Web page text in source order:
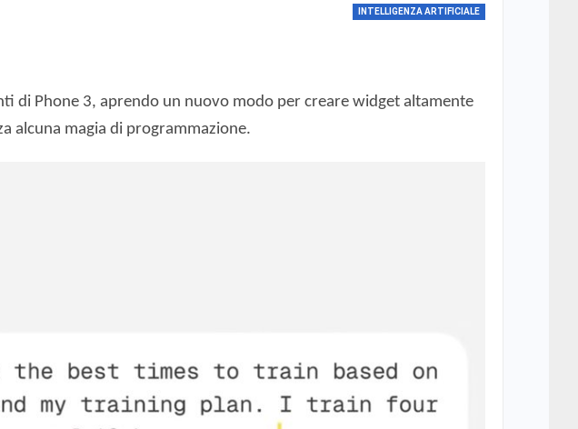
INTELLIGENZA ARTIFICIALE
di Phone 3, aprendo un nuovo modo per creare widget altamente
alcuna magia di programmazione.